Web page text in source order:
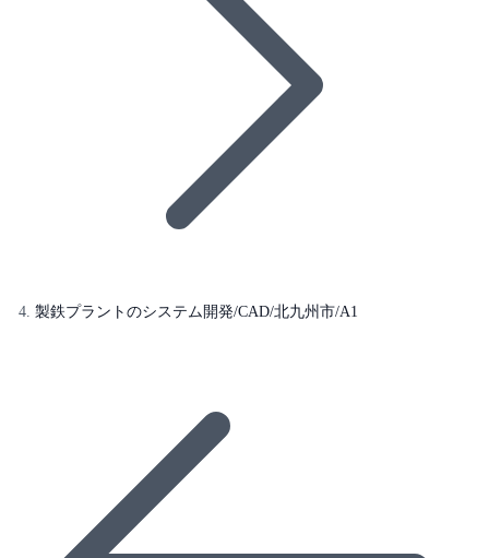
製鉄プラントのシステム開発/CAD/北九州市/A1